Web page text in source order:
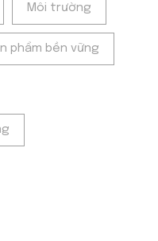
Môi trường
phẩm bền vững